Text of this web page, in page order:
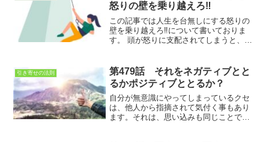
怒りの壁を乗り越えろ‼
この記事では人生を台無しにする怒りの
壁を乗り越えろ‼について書いておりま
す。 頭が怒りに支配されてしまうと、我
コントロールすることが人生をより豊か
にするのです
引き寄せの法則
第479話 それをネガティブとと
るかポジティブととるか？
自分が無意識にやってしまっているクセ
は、他人から指摘されて気付く事もあり
ます。それは、思い込みも同じことで